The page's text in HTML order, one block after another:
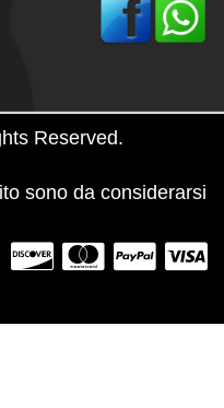
Reserved.
sono da considerarsi